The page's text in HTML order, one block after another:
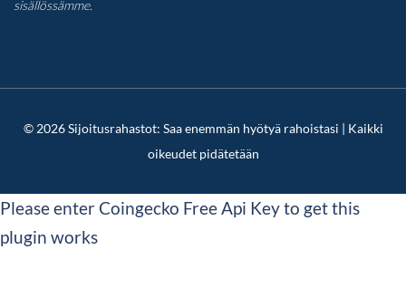
sisällössämme.
© 2026 Sijoitusrahastot: Saa enemmän hyötyä rahoistasi | Kaikki
oikeudet pidätetään
Please enter Coingecko Free Api Key to get this
plugin works